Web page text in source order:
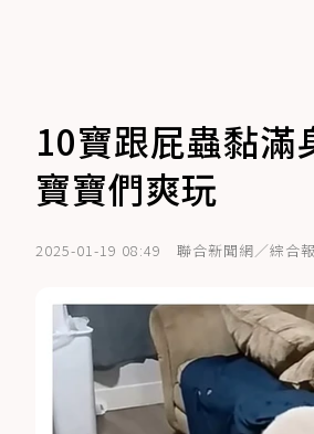
10寶跟屁蟲黏滿
寶寶們爽玩
2025-01-19 08:49 聯合新聞網／綜合